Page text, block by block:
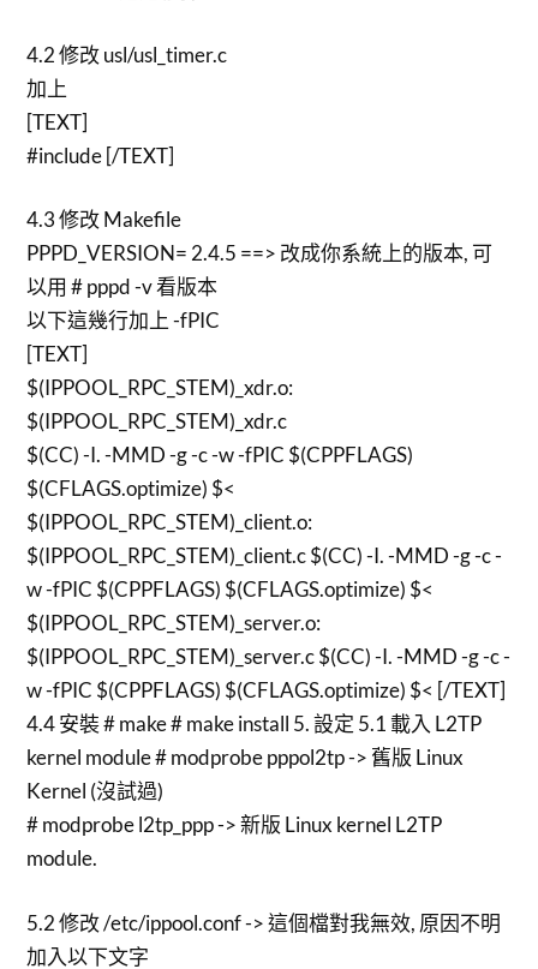
4.2 修改 usl/usl_timer.c
加上
[TEXT]
#include[/TEXT]
4.3 修改 Makefile
PPPD_VERSION= 2.4.5 ==> 改成你系統上的版本, 可
以用 # pppd -v 看版本
以下這幾行加上 -fPIC
[TEXT]
$(IPPOOL_RPC_STEM)_xdr.o:
$(IPPOOL_RPC_STEM)_xdr.c
$(CC) -I. -MMD -g -c -w -fPIC $(CPPFLAGS)
$(CFLAGS.optimize) $<
$(IPPOOL_RPC_STEM)_client.o:
$(IPPOOL_RPC_STEM)_client.c $(CC) -I. -MMD -g -c -
w -fPIC $(CPPFLAGS) $(CFLAGS.optimize) $<
$(IPPOOL_RPC_STEM)_server.o:
$(IPPOOL_RPC_STEM)_server.c $(CC) -I. -MMD -g -c -
w -fPIC $(CPPFLAGS) $(CFLAGS.optimize) $< [/TEXT]
4.4 安裝 # make # make install 5. 設定 5.1 載入 L2TP
kernel module # modprobe pppol2tp -> 舊版 Linux
Kernel (沒試過)
# modprobe l2tp_ppp -> 新版 Linux kernel L2TP
module.
5.2 修改 /etc/ippool.conf -> 這個檔對我無效, 原因不明
加入以下文字